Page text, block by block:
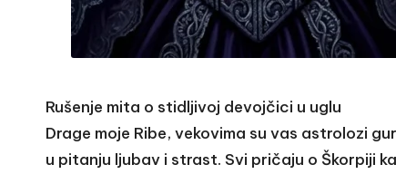
Rušenje mita o stidljivoj devojčici u uglu
Drage moje Ribe, vekovima su vas astrolozi
u pitanju ljubav i strast. Svi pričaju o Škorpiji